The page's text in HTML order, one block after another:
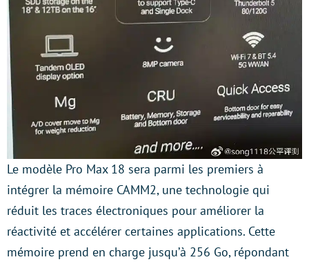
Le modèle Pro Max 18 sera parmi les premiers à
intégrer la mémoire CAMM2, une technologie qui
réduit les traces électroniques pour améliorer la
réactivité et accélérer certaines applications. Cette
mémoire prend en charge jusqu’à 256 Go, répondant